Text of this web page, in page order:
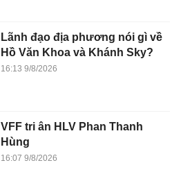
Lãnh đạo địa phương nói gì về
Hồ Văn Khoa và Khánh Sky?
16:13 9/8/2026
VFF tri ân HLV Phan Thanh
Hùng
16:07 9/8/2026